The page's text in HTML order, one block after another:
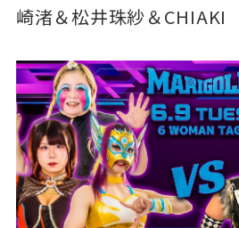
崎渚＆松井珠紗＆CHIAKI